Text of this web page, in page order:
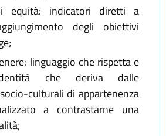
equità: indicatori diretti a
degli obiettivi
linguaggio che rispetta e
che deriva dalle
culturali di appartenenza
a contrastarne una